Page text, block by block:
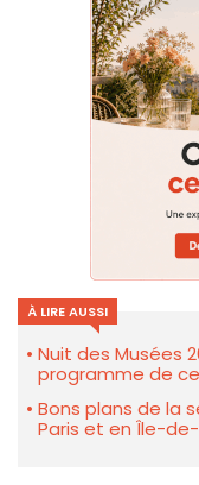
À LIRE AUSSI
Nuit des Musées
programme de
Bons plans de la
Paris et en Île-